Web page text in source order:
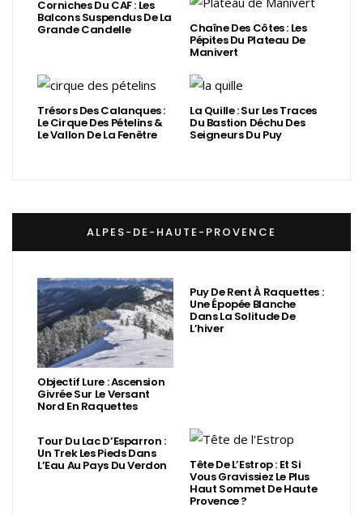
Corniches Du CAF : Les
Balcons Suspendus De La
Grande Candelle Chaîne Des Côtes : Les
Pépites Du Plateau De
Manivert
Trésors Des Calanques :
Le Cirque Des Pételins &
Le Vallon De La Fenêtre
La Quille : Sur Les Traces
Du Bastion Déchu Des
Seigneurs Du Puy
ALPES-DE-HAUTE-PROVENCE
Objectif Lure : Ascension
Givrée Sur Le Versant
Nord En Raquettes
Puy De Rent À Raquettes :
Une Épopée Blanche
Dans La Solitude De
L’hiver
Tour Du Lac D’Esparron :
Un Trek Les Pieds Dans
L’Eau Au Pays Du Verdon Tête De L’Estrop : Et Si
Vous Gravissiez Le Plus
Haut Sommet De Haute
Provence ?